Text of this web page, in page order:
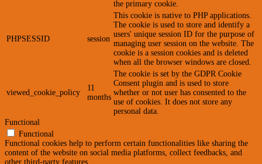
the primary cookie.
PHPSESSID session
This cookie is native to PHP applications.
The cookie is used to store and identify a
users' unique session ID for the purpose of
managing user session on the website. The
cookie is a session cookies and is deleted
when all the browser windows are closed.
viewed_cookie_policy
11
months
The cookie is set by the GDPR Cookie
Consent plugin and is used to store
whether or not user has consented to the
use of cookies. It does not store any
personal data.
Functional
Functional
Functional cookies help to perform certain functionalities like sharing the
content of the website on social media platforms, collect feedbacks, and
other third-party features.